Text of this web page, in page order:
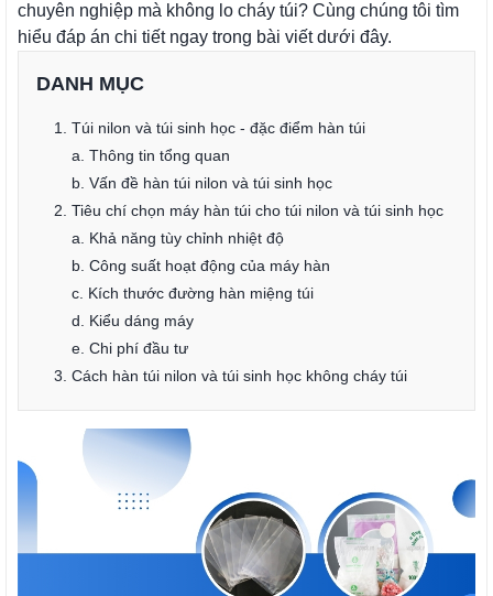
chuyên nghiệp mà không lo cháy túi? Cùng chúng tôi tìm
hiểu đáp án chi tiết ngay trong bài viết dưới đây.
DANH MỤC
1. Túi nilon và túi sinh học - đặc điểm hàn túi
a. Thông tin tổng quan
b. Vấn đề hàn túi nilon và túi sinh học
2. Tiêu chí chọn máy hàn túi cho túi nilon và túi sinh học
a. Khả năng tùy chỉnh nhiệt độ
b. Công suất hoạt động của máy hàn
c. Kích thước đường hàn miệng túi
d. Kiểu dáng máy
e. Chi phí đầu tư
3. Cách hàn túi nilon và túi sinh học không cháy túi